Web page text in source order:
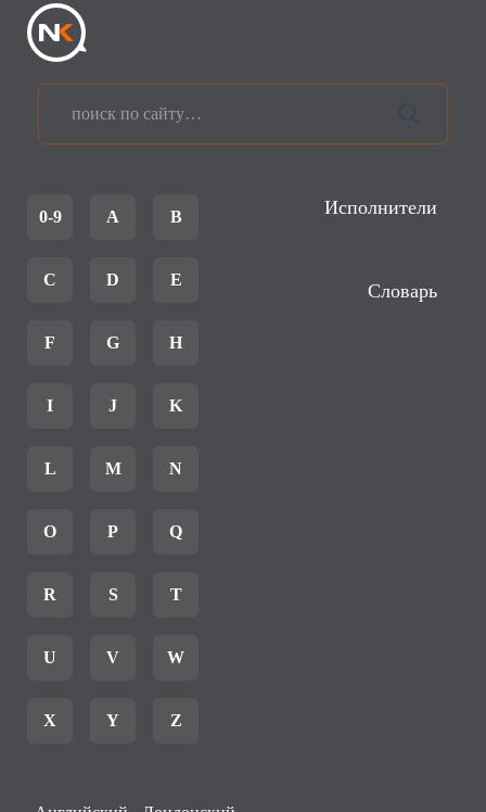
0-9 A B
C D E
F G H
I J K
L M N
O P Q
R S T
U V W
X Y Z
Исполнители
Словарь